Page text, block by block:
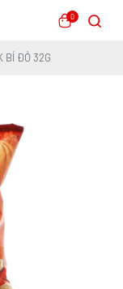
0
BÍ ĐỎ 32G